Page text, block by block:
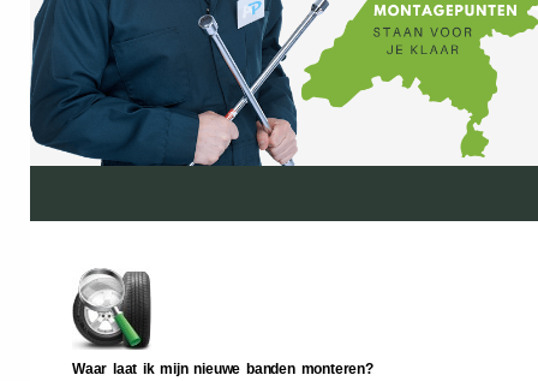
Waar laat ik mijn nieuwe banden monteren?